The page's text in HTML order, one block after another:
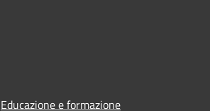
Educazione e formazione